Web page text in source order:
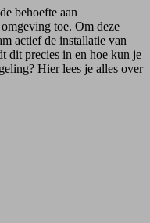
behoefte aan
toe. Om deze
actief de installatie van
dit precies in en hoe kun je
Hier lees je alles over